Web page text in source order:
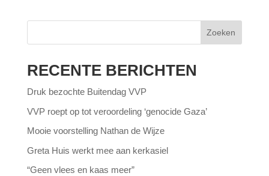
Zoeken
RECENTE BERICHTEN
Druk bezochte Buitendag VVP
VVP roept op tot veroordeling ‘genocide Gaza’
Mooie voorstelling Nathan de Wijze
Greta Huis werkt mee aan kerkasiel
“Geen vlees en kaas meer”